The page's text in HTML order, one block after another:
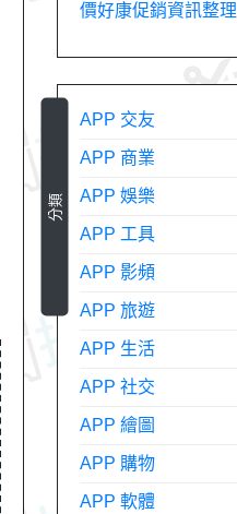
價好康促銷資訊整理
分類
APP 交友
APP 商業
APP 娛樂
APP 工具
APP 影頻
APP 旅遊
APP 生活
APP 社交
APP 繪圖
APP 購物
APP 軟體